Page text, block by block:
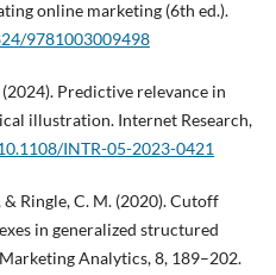
online marketing (6th ed.).
9781003009498
(2024). Predictive relevance in
illustration. Internet Research,
INTR-05-2023-0421
& Ringle, C. M. (2020). Cutoff
in generalized structured
Analytics, 8, 189–202.